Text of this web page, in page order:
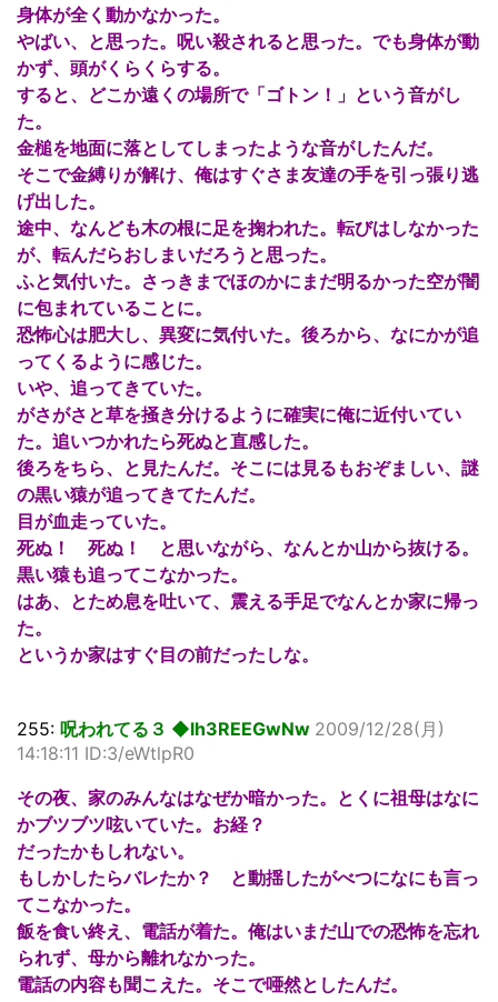
身体が全く動かなかった。
やばい、と思った。呪い殺されると思った。でも身体が動
かず、頭がくらくらする。
すると、どこか遠くの場所で「ゴトン！」という音がし
た。
金槌を地面に落としてしまったような音がしたんだ。
そこで金縛りが解け、俺はすぐさま友達の手を引っ張り逃
げ出した。
途中、なんども木の根に足を掬われた。転びはしなかった
が、転んだらおしまいだろうと思った。
ふと気付いた。さっきまでほのかにまだ明るかった空が闇
に包まれていることに。
恐怖心は肥大し、異変に気付いた。後ろから、なにかが追
ってくるように感じた。
いや、追ってきていた。
がさがさと草を掻き分けるように確実に俺に近付いてい
た。追いつかれたら死ぬと直感した。
後ろをちら、と見たんだ。そこには見るもおぞましい、謎
の黒い猿が追ってきてたんだ。
目が血走っていた。
死ぬ！ 死ぬ！ と思いながら、なんとか山から抜ける。
黒い猿も追ってこなかった。
はあ、とため息を吐いて、震える手足でなんとか家に帰っ
た。
というか家はすぐ目の前だったしな。
255: 呪われてる３ ◆lh3REEGwNw 2009/12/28(月)
14:18:11 ID:3/eWtlpR0
その夜、家のみんなはなぜか暗かった。とくに祖母はなに
かブツブツ呟いていた。お経？
だったかもしれない。
もしかしたらバレたか？ と動揺したがべつになにも言っ
てこなかった。
飯を食い終え、電話が着た。俺はいまだ山での恐怖を忘れ
られず、母から離れなかった。
電話の内容も聞こえた。そこで唖然としたんだ。